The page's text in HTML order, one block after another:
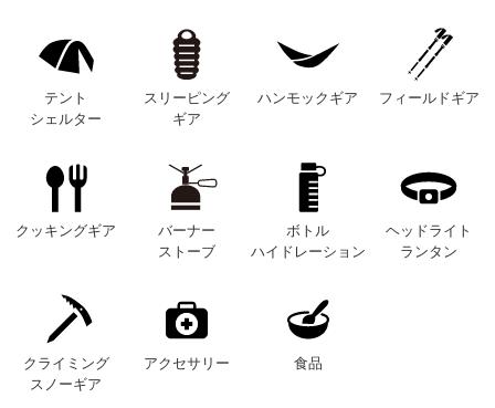
テント
シェルター
スリーピング
ギア
ハンモックギア フィールドギア
クッキングギア
バーナー
ストーブ
ボトル
ハイドレーション
ヘッドライト
ランタン
クライミング
スノーギア
アクセサリー 食品